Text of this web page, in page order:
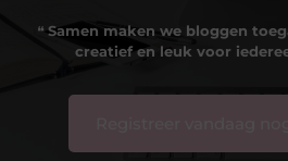
❝ Samen maken we bloggen
creatief en leuk voor